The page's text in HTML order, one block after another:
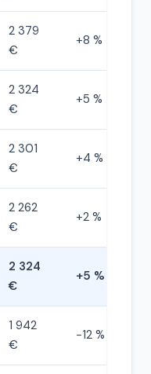
2 379
€
+8 %
2 324
€
+5 %
2 301
€
+4 %
2 262
€
+2 %
2 324
€
+5 %
1 942
€
−12 %